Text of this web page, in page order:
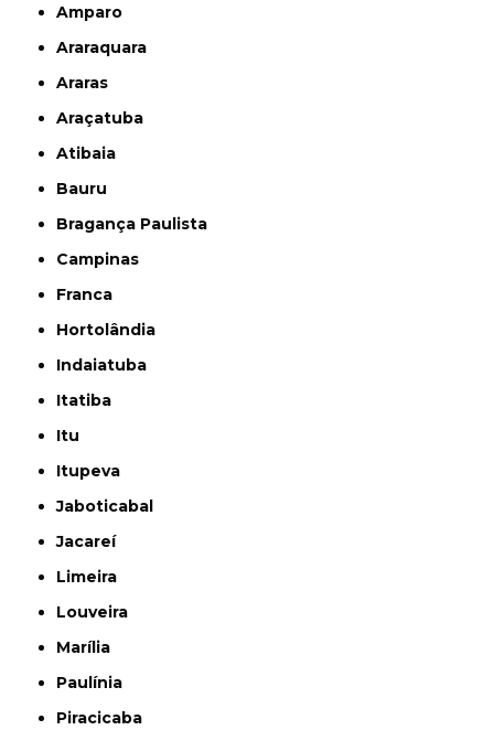
Amparo
Araraquara
Araras
Araçatuba
Atibaia
Bauru
Bragança Paulista
Campinas
Franca
Hortolândia
Indaiatuba
Itatiba
Itu
Itupeva
Jaboticabal
Jacareí
Limeira
Louveira
Marília
Paulínia
Piracicaba